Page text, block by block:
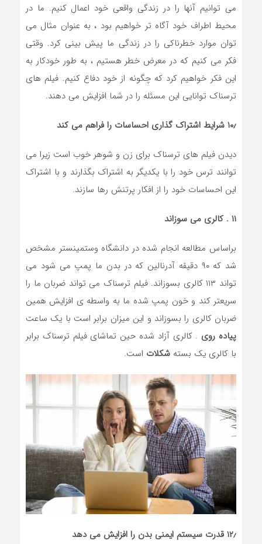
می توانیم آنها را در زندگی واقعی خود اعمال کنیم. ما در
محیط اطراف خود آگاه تر خواهیم بود ، به عنوان مثال می
توان موارد خطرناکی را در زندگی ما پیش بینی کرد. وقتی
فکر می کنیم که در معرض خطر هستیم ، به طور خودکار به
این فکر خواهیم کرد که چگونه از خود دفاع کنیم. فیلم های
ترسناک توانایی این مسئله را در شما افزایش می دهند.
۱۰٫ شرایط اشتراک گذاری احساسات را فراهم می کند
دیدن فیلم های ترسناک برای زن و شوهر خوب است زیرا می
توانند ترس خود را با یکدیگر به اشتراک بگذارند و با اشتراک
این احساسات خود را از افکار پرتنش رها سازند.
۱۱ . کالری می سوزاند
براساس مطالعه انجام شده در دانشگاه وستمینستر مشخص
شد که ۹۰ دقیقه آدرنالین که در بدن ما پمپ می شود می
تواند ۱۱۳ کالری بسوزاند. فیلم ترسناک می تواند ضربان ما را
سریعتر کند و خون پمپ شده ما به واسطه ی افزایش همین
ضربان کالری را بسوزاند و این میزان برابر است با یک ساعت
پیاده روی . کالری آزاد شده حین تماشای فیلم ترسناک برابر
با کالری یک بسته شکلات است.
۱۲٫ قدرت سیستم ایمنی بدن را افزایش می دهد